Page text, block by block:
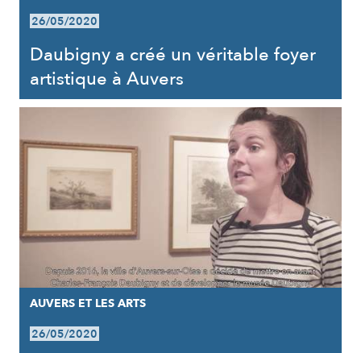
26/05/2020
Daubigny a créé un véritable foyer
artistique à Auvers
AUVERS ET LES ARTS
26/05/2020